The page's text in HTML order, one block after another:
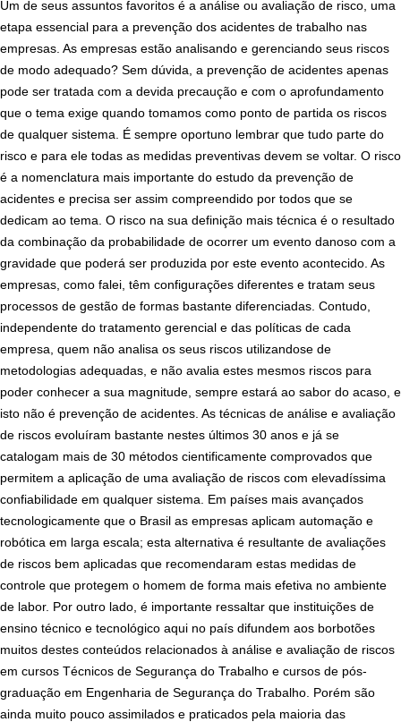
Um de seus assuntos favoritos é a análise ou avaliação de risco, uma
etapa essencial para a prevenção dos acidentes de trabalho nas
empresas. As empresas estão analisando e gerenciando seus riscos
de modo adequado? Sem dúvida, a prevenção de acidentes apenas
pode ser tratada com a devida precaução e com o aprofundamento
que o tema exige quando tomamos como ponto de partida os riscos
de qualquer sistema. É sempre oportuno lembrar que tudo parte do
risco e para ele todas as medidas preventivas devem se voltar. O risco
é a nomenclatura mais importante do estudo da prevenção de
acidentes e precisa ser assim compreendido por todos que se
dedicam ao tema. O risco na sua definição mais técnica é o resultado
da combinação da probabilidade de ocorrer um evento danoso com a
gravidade que poderá ser produzida por este evento acontecido. As
empresas, como falei, têm configurações diferentes e tratam seus
processos de gestão de formas bastante diferenciadas. Contudo,
independente do tratamento gerencial e das políticas de cada
empresa, quem não analisa os seus riscos utilizandose de
metodologias adequadas, e não avalia estes mesmos riscos para
poder conhecer a sua magnitude, sempre estará ao sabor do acaso, e
isto não é prevenção de acidentes. As técnicas de análise e avaliação
de riscos evoluíram bastante nestes últimos 30 anos e já se
catalogam mais de 30 métodos cientificamente comprovados que
permitem a aplicação de uma avaliação de riscos com elevadíssima
confiabilidade em qualquer sistema. Em países mais avançados
tecnologicamente que o Brasil as empresas aplicam automação e
robótica em larga escala; esta alternativa é resultante de avaliações
de riscos bem aplicadas que recomendaram estas medidas de
controle que protegem o homem de forma mais efetiva no ambiente
de labor. Por outro lado, é importante ressaltar que instituições de
ensino técnico e tecnológico aqui no país difundem aos borbotões
muitos destes conteúdos relacionados à análise e avaliação de riscos
em cursos Técnicos de Segurança do Trabalho e cursos de pós-
graduação em Engenharia de Segurança do Trabalho. Porém são
ainda muito pouco assimilados e praticados pela maioria das